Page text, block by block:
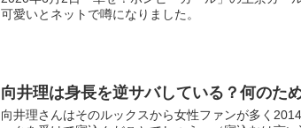
可愛いとネットで噂になりました。
向井理は身長を逆サバしている？何のた
向井理さんはそのルックスから女性ファンが多く